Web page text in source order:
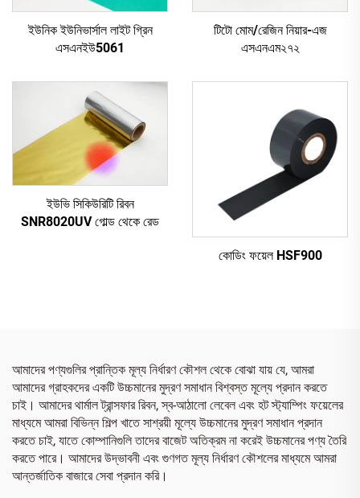
ইউনিক ইউনিভার্সাল লাইট গ্রিন
এসএনইউ5061
টিটো মোম/রেজিন নিয়ার-এজ
এসএনএম২৭২
ইউভি সিকিউরিটি রিবন
SNR8020UV গোল্ড থেকে রেড
কোডিং ফয়েল HSF900
আমাদের পণ্যগুলির প্রান্তিক মূল্য নির্ধারণ কৌশল থেকে বোঝা যায় যে, আমরা
আমাদের গ্রাহকদের একটি উচ্চমানের মুদ্রণ সমাধান বিশ্বস্ত মূল্যে প্রদান করতে
চাই। আমাদের থার্মাল ট্রান্সফার রিবন, স্ব-আঠালো লেবেল এবং হট স্ট্যাম্পিং ফয়েলের
মাধ্যমে আমরা বিভিন্ন শিল্প খাতে সাশ্রয়ী মূল্যে উচ্চমানের মুদ্রণ সমাধান প্রদান
করতে চাই, যাতে কোম্পানিগুলি তাদের বাজেট অতিক্রম না করেই উচ্চমানের পণ্য তৈরি
করতে পারে। আমাদের উদ্ভাবনী এবং গুণগত মূল্য নির্ধারণ কৌশলের মাধ্যমে আমরা
আন্তর্জাতিক বাজারে সেবা প্রদান করি।